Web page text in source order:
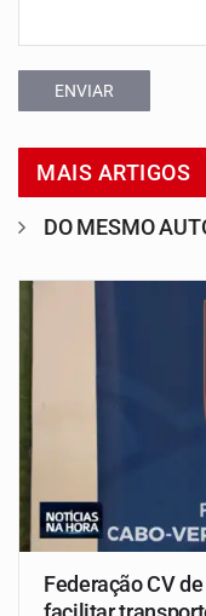
ENVIAR
MAIS ARTIGOS
DO MESMO
Federação CV